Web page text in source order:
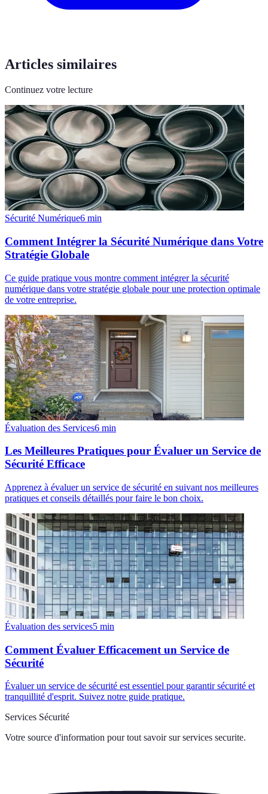
Articles similaires
Continuez votre lecture
Sécurité Numérique6 min
Comment Intégrer la Sécurité Numérique dans Votre
Stratégie Globale
Ce guide pratique vous montre comment intégrer la sécurité
numérique dans votre stratégie globale pour une protection optimale
de votre entreprise.
Évaluation des Services6 min
Les Meilleures Pratiques pour Évaluer un Service de
Sécurité Efficace
Apprenez à évaluer un service de sécurité en suivant nos meilleures
pratiques et conseils détaillés pour faire le bon choix.
Évaluation des services5 min
Comment Évaluer Efficacement un Service de
Sécurité
Évaluer un service de sécurité est essentiel pour garantir sécurité et
tranquillité d'esprit. Suivez notre guide pratique.
Services Sécurité
Votre source d'information pour tout savoir sur services securite.